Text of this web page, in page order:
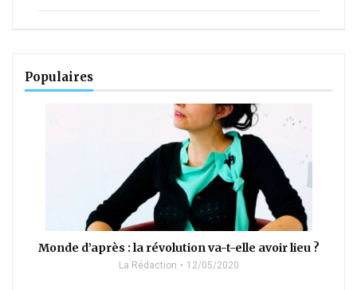
Populaires
Monde d’après : la révolution va-t-elle avoir lieu ?
La Rédaction 12/05/2020